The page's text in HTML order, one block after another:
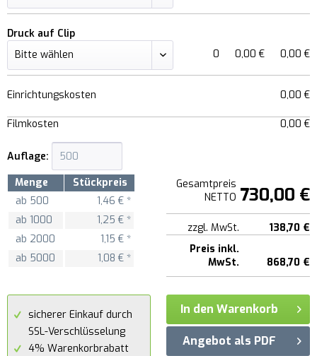
Druck auf Clip
0
0,00 € 0,00 €
Einrichtungskosten 0,00 €
Filmkosten 0,00 €
Auflage:
Menge
Stückpreis
ab 500
1,46 € *
ab 1000
1,25 € *
ab 2000
1,15 € *
ab 5000 1,08 € *
Gesamtpreis
NETTO 730,00 €
zzgl. MwSt.
138,70 €
Preis inkl.
MwSt.
868,70 €
sicherer Einkauf durch
SSL-Verschlüsselung
4% Warenkorbrabatt
In den Warenkorb
Angebot als PDF